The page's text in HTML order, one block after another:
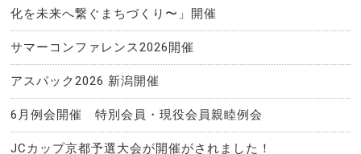
化を未来へ繋ぐまちづくり〜」開催
サマーコンファレンス2026開催
アスパック2026 新潟開催
6月例会開催 特別会員・現役会員親睦例会
JCカップ京都予選大会が開催がされました！